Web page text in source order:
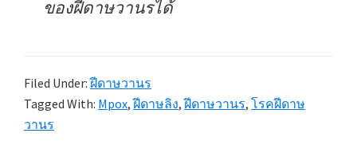
ของฝีดาษวานรได้
Filed Under:ฝีดาษวานร
Tagged With: Mpox,ฝีดาษลิง,ฝีดาษวานร, โรคฝีดาษ
วานร